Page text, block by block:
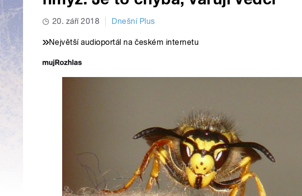
20. září 2018 Dnešní Plus
Největší audioportál na českém internetu